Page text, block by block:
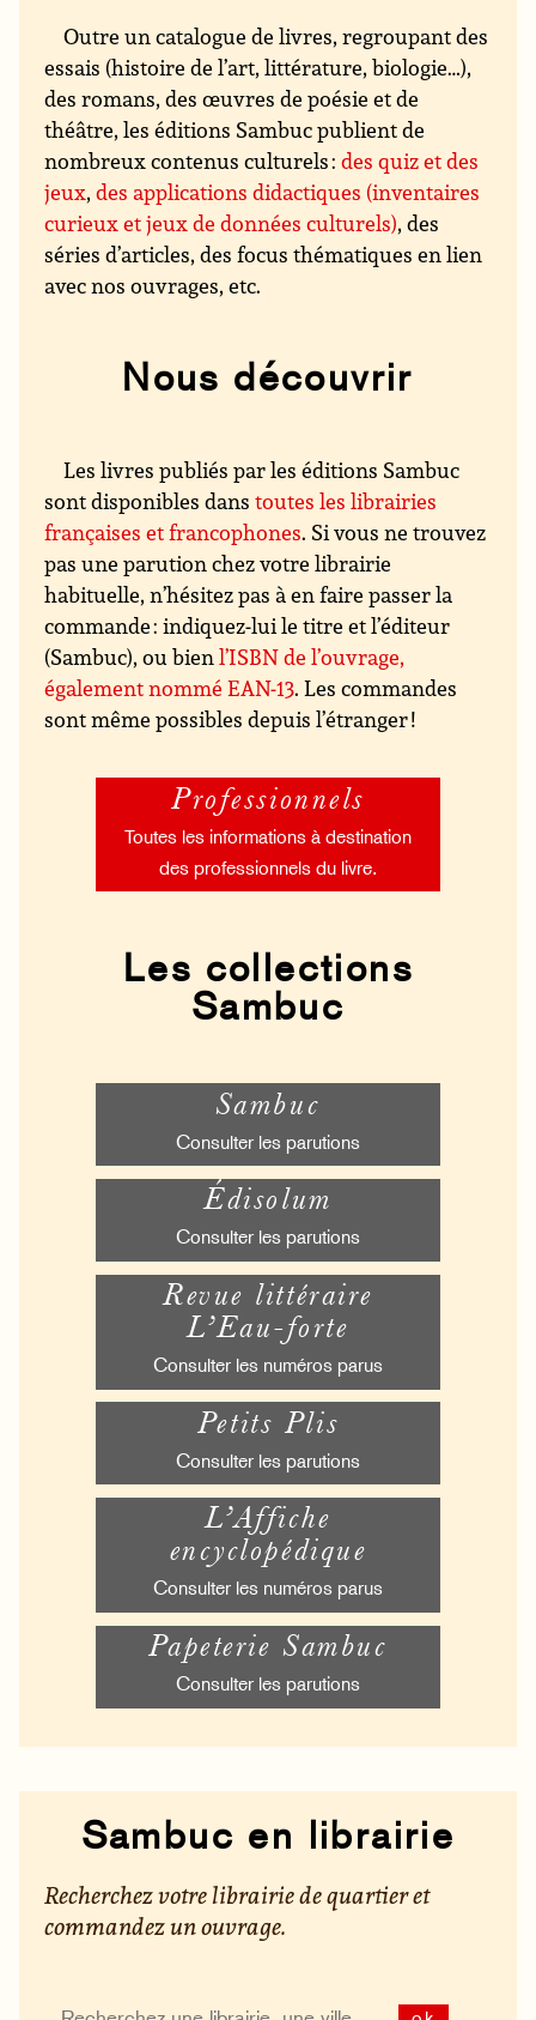
Outre un catalogue de livres, regroupant des
essais (histoire de l’art, littérature, biologie…),
des romans, des œuvres de poésie et de
théâtre, les éditions Sambuc publient de
nombreux contenus culturels :des quiz et des
jeux,des applications didactiques (inventaires
curieux et jeux de données culturels), des
séries d’articles, des focus thématiques en lien
avec nos ouvrages, etc.
Nous découvrir
Les livres publiés par les éditions Sambuc
sont disponibles danstoutes les librairies
françaises et francophones. Si vous ne trouvez
pas une parution chez votre librairie
habituelle, n’hésitez pas à en faire passer la
commande : indiquez-lui le titre et l’éditeur
(Sambuc), ou bienl’ISBN de l’ouvrage,
également nommé EAN-13. Les commandes
sont même possibles depuis l’étranger !
Professionnels
Toutes les informations à destination
des professionnels du livre.
Les collections
Sambuc
Sambuc
Consulter les parutions
Édisolum
Consulter les parutions
Revue littéraire
L’Eau-forte
Consulter les numéros parus
Petits Plis
Consulter les parutions
L’Affiche
encyclopédique
Consulter les numéros parus
Papeterie Sambuc
Consulter les parutions
Sambuc en librairie
Recherchez votre librairie de quartier et
commandez un ouvrage.